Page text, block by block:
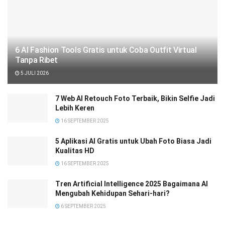
6 AI Fashion Tools Gratis untuk Coba Outfit Virtual
Tanpa Ribet
5 JULI 2026
7 Web AI Retouch Foto Terbaik, Bikin Selfie Jadi
Lebih Keren
16 SEPTEMBER 2025
5 Aplikasi AI Gratis untuk Ubah Foto Biasa Jadi
Kualitas HD
16 SEPTEMBER 2025
Tren Artificial Intelligence 2025 Bagaimana AI
Mengubah Kehidupan Sehari-hari?
6 SEPTEMBER 2025